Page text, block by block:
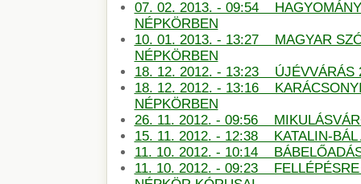
07. 02. 2013. - 09:54
NÉPKÖRBEN
10. 01. 2013. - 13:27 MAGYAR
NÉPKÖRBEN
18. 12. 2012. - 13:23 ÚJÉVVÁRÁS
18. 12. 2012. - 13:16
NÉPKÖRBEN
26. 11. 2012. - 09:56
15. 11. 2012. - 12:38 KATALIN-BÁL
11. 10. 2012. - 10:14
11. 10. 2012. - 09:23 FELLÉPÉSRE